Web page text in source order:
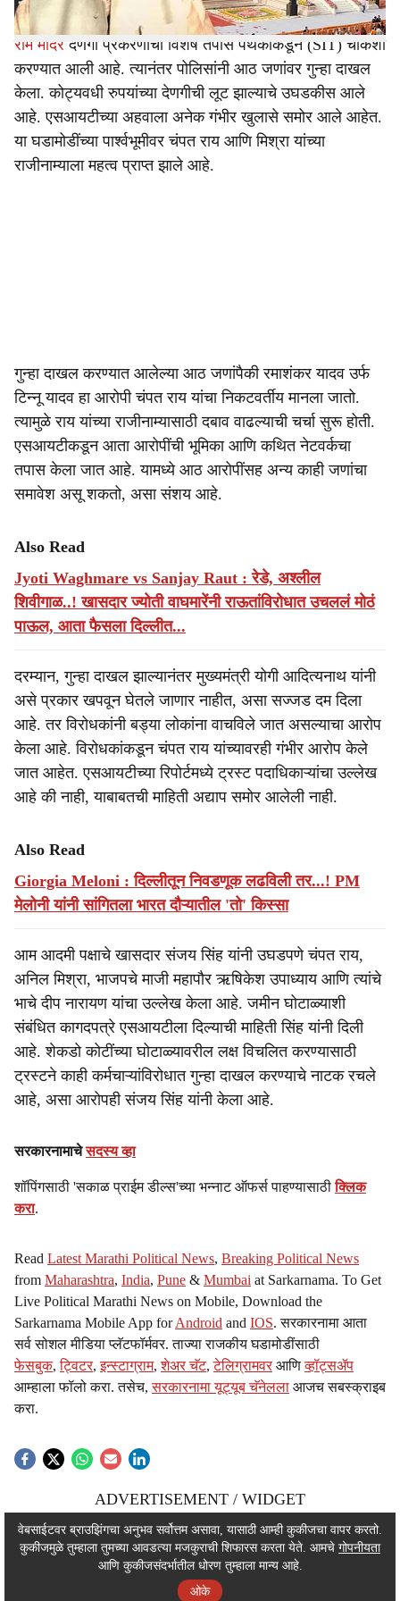
राम मंदिर देणगी प्रकरणाची विशेष तपास पथकाकडून (SIT) चौकशी
करण्यात आली आहे. त्यानंतर पोलिसांनी आठ जणांवर गुन्हा दाखल
केला. कोट्यवधी रुपयांच्या देणगीची लूट झाल्याचे उघडकीस आले
आहे. एसआयटीच्या अहवाला अनेक गंभीर खुलासे समोर आले आहेत.
या घडामोडींच्या पार्श्वभूमीवर चंपत राय आणि मिश्रा यांच्या
राजीनाम्याला महत्व प्राप्त झाले आहे.
गुन्हा दाखल करण्यात आलेल्या आठ जणांपैकी रमाशंकर यादव उर्फ
टिन्नू यादव हा आरोपी चंपत राय यांचा निकटवर्तीय मानला जातो.
त्यामुळे राय यांच्या राजीनाम्यासाठी दबाव वाढल्याची चर्चा सुरू होती.
एसआयटीकडून आता आरोपींची भूमिका आणि कथित नेटवर्कचा
तपास केला जात आहे. यामध्ये आठ आरोपींसह अन्य काही जणांचा
समावेश असू शकतो, असा संशय आहे.
Also Read
Jyoti Waghmare vs Sanjay Raut : रेडे, अश्लील
शिवीगाळ..! खासदार ज्योती वाघमारेंनी राऊतांविरोधात उचललं मोठं
पाऊल, आता फैसला दिल्लीत...
दरम्यान, गुन्हा दाखल झाल्यानंतर मुख्यमंत्री योगी आदित्यनाथ यांनी
असे प्रकार खपवून घेतले जाणार नाहीत, असा सज्जड दम दिला
आहे. तर विरोधकांनी बड्या लोकांना वाचविले जात असल्याचा आरोप
केला आहे. विरोधकांकडून चंपत राय यांच्यावरही गंभीर आरोप केले
जात आहेत. एसआयटीच्या रिपोर्टमध्ये ट्रस्ट पदाधिकाऱ्यांचा उल्लेख
आहे की नाही, याबाबतची माहिती अद्याप समोर आलेली नाही.
Also Read
Giorgia Meloni : दिल्लीतून निवडणूक लढविली तर...! PM
मेलोनी यांनी सांगितला भारत दौऱ्यातील 'तो' किस्सा
आम आदमी पक्षाचे खासदार संजय सिंह यांनी उघडपणे चंपत राय,
अनिल मिश्रा, भाजपचे माजी महापौर ऋषिकेश उपाध्याय आणि त्यांचे
भाचे दीप नारायण यांचा उल्लेख केला आहे. जमीन घोटाळ्याशी
संबंधित कागदपत्रे एसआयटीला दिल्याची माहिती सिंह यांनी दिली
आहे. शेकडो कोटींच्या घोटाळ्यावरील लक्ष विचलित करण्यासाठी
ट्रस्टने काही कर्मचाऱ्यांविरोधात गुन्हा दाखल करण्याचे नाटक रचले
आहे, असा आरोपही संजय सिंह यांनी केला आहे.
सरकारनामाचेसदस्य व्हा
शॉपिंगसाठी 'सकाळ प्राईम डील्स'च्या भन्नाट ऑफर्स पाहण्यासाठीक्लिक
करा.
Read Latest Marathi Political News, Breaking Political News
from Maharashtra, India, Pune & Mumbai at Sarkarnama. To Get
Live Political Marathi News on Mobile, Download the
Sarkarnama Mobile App forAndroid and IOS. सरकारनामा आता
सर्व सोशल मीडिया प्लॅटफॉर्मवर. ताज्या राजकीय घडामोडींसाठी
फेसबुक,ट्विटर,इन्स्टाग्राम,शेअर चॅट,टेलिग्रामवर आणिव्हॉट्सॲप
आम्हाला फॉलो करा. तसेच,सरकारनामा यूट्यूब चॅनेलला आजच सबस्क्राइब
करा.
ADVERTISEMENT / WIDGET
ADVERTISEMENT / WIDGET
ADVERTISEMENT / WIDGET
वेबसाईटवर ब्राउझिंगचा अनुभव सर्वोत्तम असावा, यासाठी आम्ही कुकीजचा वापर करतो.
कुकीजमुळे तुम्हाला तुमच्या आवडत्या मजकुराची शिफारस करता येते. आमचे गोपनीयता
आणि कुकीजसंदर्भातील धोरण तुम्हाला मान्य आहे.
ओके